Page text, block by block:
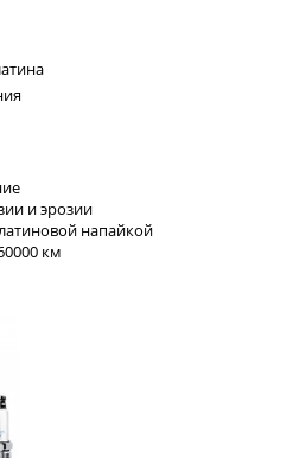
и эрозии
напайкой
км